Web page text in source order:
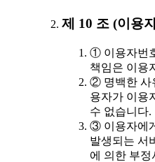
제 10 조 (이용
① 이용자번
책임은 이용
② 명백한 사
용자가 이용
수 없습니다.
③ 이용자에
발생되는 서
에 의한 부정